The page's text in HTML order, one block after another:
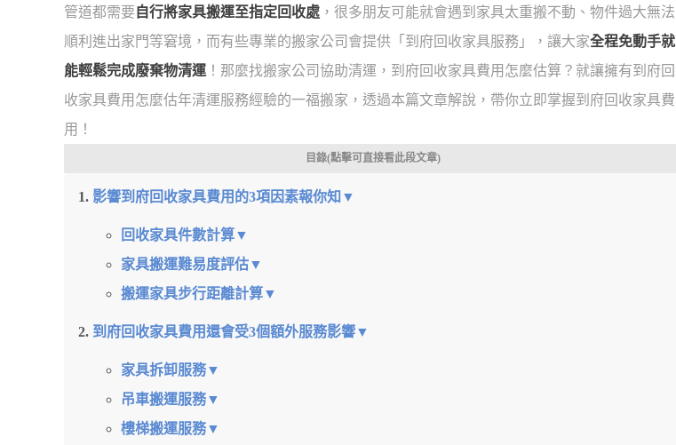
管道都需要 自行將家具搬運至指定回收處 ，很多朋友可能就會遇到家具太重搬不動、物件過大無法
順利進出家門等窘境，而有些專業的搬家公司會提供「到府回收家具服務」，讓大家全程免動手就
能輕鬆完成廢棄物清運 ！那麼找搬家公司協助清運，到府回收家具費用怎麼估算？就讓擁有到府回
收家具費用怎麼估年清運服務經驗的一福搬家，透過本篇文章解說，帶你立即掌握到府回收家具費
用！
目錄(點擊可直接看此段文章)
影響到府回收家具費用的3項因素報你知▼
回收家具件數計算▼
家具搬運難易度評估▼
搬運家具步行距離計算▼
到府回收家具費用還會受3個額外服務影響▼
家具拆卸服務▼
吊車搬運服務▼
樓梯搬運服務▼